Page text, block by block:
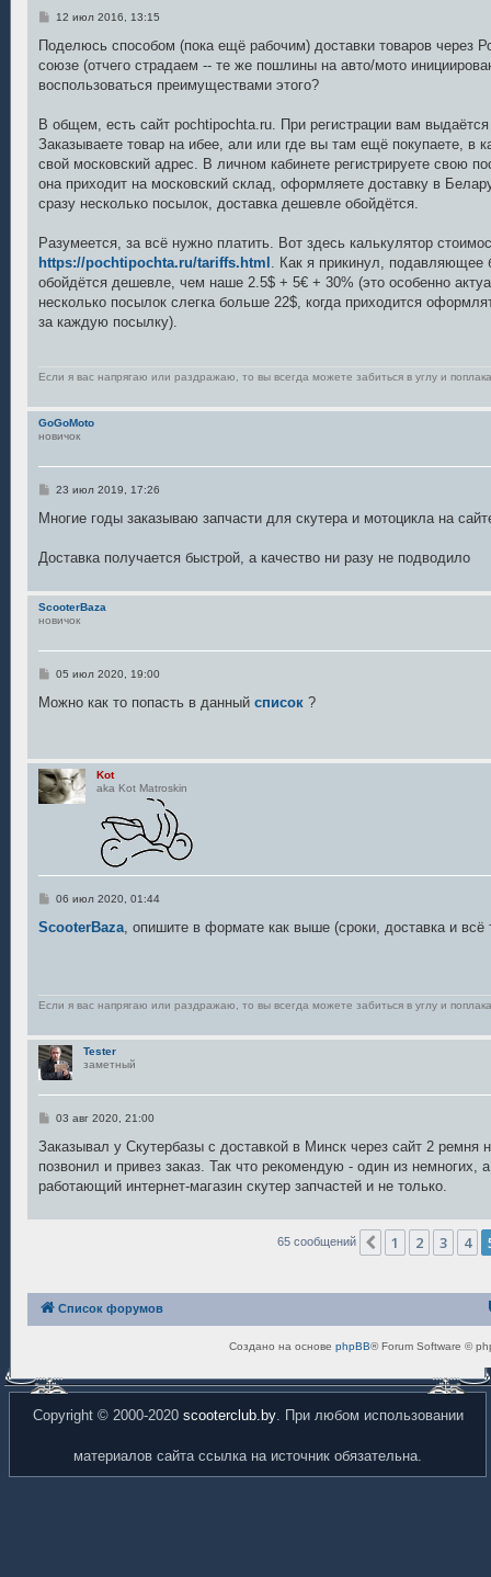
С
о
б
щ
е
е
12 июл 2016, 13:15
Поделюсь способом (пока ещё рабочим) доставки товаров
союзе (отчего страдаем -- те же пошлины на авто/мото
воспользоваться преимуществами этого?
В общем, есть сайт pochtipochta.ru. При регистрации вам
Заказываете товар на ибее, али или где вы там ещё покупаете, в
свой московский адрес. В личном кабинете регистрируете свою
она приходит на московский склад, оформляете доставку в
сразу несколько посылок, доставка дешевле обойдётся.
Разумеется, за всё нужно платить. Вот здесь калькулятор
https://pochtipochta.ru/tariffs.html
. Как я прикинул, подавляющее
обойдётся дешевле, чем наше 2.5$ + 5€ + 30% (это особенно
несколько посылок слегка больше 22$, когда приходится
за каждую посылку).
Если я вас напрягаю или раздражаю, то вы всегда можете забиться в углу и
GoGoMoto
новичок
С
о
е
е
23 июл 2019, 17:26
Многие годы заказываю запчасти для скутера и мотоцикла на
Доставка получается быстрой, а качество ни разу не подводило
ScooterBaza
новичок
С
о
и
е
05 июл 2020, 19:00
Можно как то попасть в данный список ?
Kot
aka Kot Matroskin
С
о
е
06 июл 2020, 01:44
ScooterBaza , опишите в формате как выше (сроки, доставка и
Если я вас напрягаю или раздражаю, то вы всегда можете забиться в углу и
Tester
заметный
С
о
щ
е
е
03 авг 2020, 21:00
Заказывал у Скутербазы с доставкой в Минск через сайт 2 ремня
позвонил и привез заказ. Так что рекомендую - один из немногих,
работающий интернет-магазин скутер запчастей и не только.
65 сообщений Пред.
1 2 3 4
Список форумов
Создано на основе phpBB® Forum Software ©
Copyright © 2000-2020 scooterclub.by. При любом использовании
материалов сайта ссылка на источник обязательна.